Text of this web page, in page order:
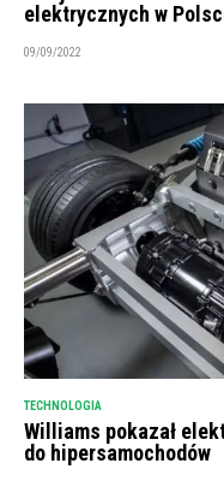
elektrycznych w
09/09/2022
TECHNOLOGIA
Williams pokazał
do hipersamochodów